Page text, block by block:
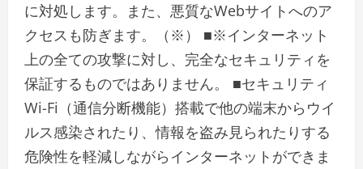
に対処します。また、悪質なWebサイトへのア
クセスも防ぎます。（※） ■※インターネット
上の全ての攻撃に対し、完全なセキュリティを
保証するものではありません。 ■セキュリティ
Wi-Fi（通信分断機能）搭載で他の端末からウイ
ルス感染されたり、情報を盗み見られたりする
危険性を軽減しながらインターネットができま